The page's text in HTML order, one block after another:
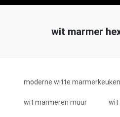
wit marmer
moderne witte marmerkeuken
wit marmeren muur wit